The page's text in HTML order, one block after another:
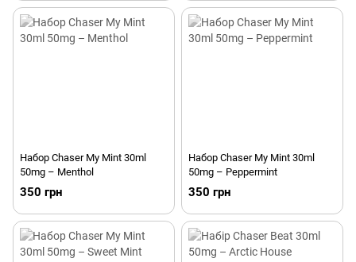
Набор Chaser My Mint 30ml
50mg – Menthol
350 грн
Набор Chaser My Mint 30ml
50mg – Peppermint
350 грн